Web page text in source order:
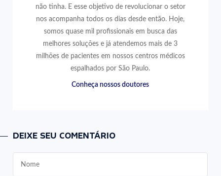
não tinha. E esse objetivo de revolucionar o setor
nos acompanha todos os dias desde então. Hoje,
somos quase mil profissionais em busca das
melhores soluções e já atendemos mais de 3
milhões de pacientes em nossos centros médicos
espalhados por São Paulo.
Conheça nossos doutores
DEIXE SEU COMENTÁRIO